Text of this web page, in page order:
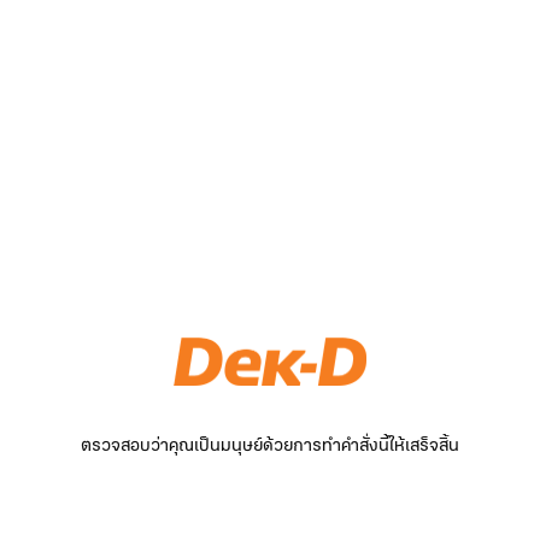
ตรวจสอบว่าคุณเป็นมนุษย์ด้วยการทำคำสั่งนี้ให้เสร็จสิ้น